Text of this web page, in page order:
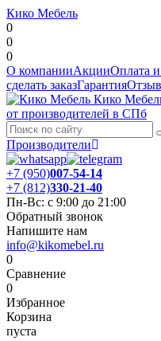
Кико Мебель
0
0
0
О компанииАкцииОплата и
сделать заказГарантия
Кико
от производителей в СПб
Производители
+7 (950)007-54-14
+7 (812)330-21-40
Пн-Вс: с 9:00 до 21:00
Обратный звонок
Напишите нам
info@kikomebel.ru
0
Сравнение
0
Избранное
Корзина
пуста